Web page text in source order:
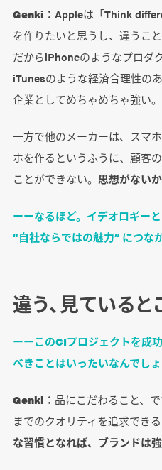
Genki： Appleは「Think
を作りたいと思うし、違うこ
だからiPhoneのようなプロダ
iTunesのような経済合理性の
企業としてめちゃめちゃ強い。
一方で他のメーカーは、スマ
ホを作るというふうに、顧客
ことができない。 思想がない
ーーなるほど。イデオロギー
“自社ならではの魅力” につな
違う、見ていると
ーーこのCIプロジェクトを成
べきことはいったいなんでし
Genki： 品にこだわること、
までのクオリティを追求できる
な習慣となれば、ブランドは